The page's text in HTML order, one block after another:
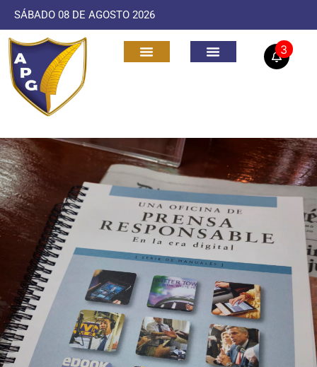
SÁBADO 08 DE AGOSTO 2026
3